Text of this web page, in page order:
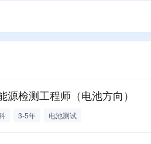
源检测工程师（电池方向）
3-5年 电池测试